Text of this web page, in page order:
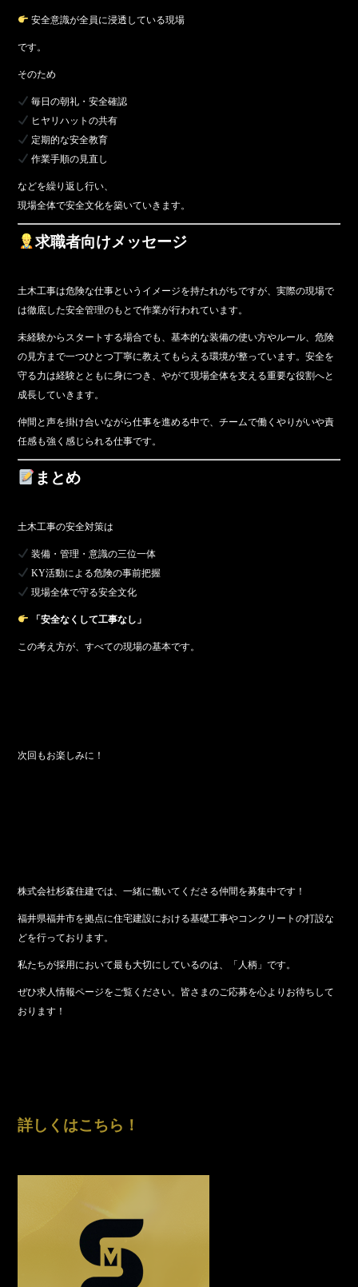
安全意識が全員に浸透している現場
です。
そのため
毎日の朝礼・安全確認
ヒヤリハットの共有
定期的な安全教育
作業手順の見直し
などを繰り返し行い、
現場全体で安全文化を築いていきます。
求職者向けメッセージ
土木工事は危険な仕事というイメージを持たれがちですが、実際の現場で
は徹底した安全管理のもとで作業が行われています。
未経験からスタートする場合でも、基本的な装備の使い方やルール、危険
の見方まで一つひとつ丁寧に教えてもらえる環境が整っています。安全を
守る力は経験とともに身につき、やがて現場全体を支える重要な役割へと
成長していきます。
仲間と声を掛け合いながら仕事を進める中で、チームで働くやりがいや責
任感も強く感じられる仕事です。
まとめ
土木工事の安全対策は
装備・管理・意識の三位一体
KY活動による危険の事前把握
現場全体で守る安全文化
「安全なくして工事なし」
この考え方が、すべての現場の基本です。
次回もお楽しみに！
株式会社杉森住建では、一緒に働いてくださる仲間を募集中です！
福井県福井市を拠点に住宅建設における基礎工事やコンクリートの打設な
どを行っております。
私たちが採用において最も大切にしているのは、「人柄」です。
ぜひ求人情報ページをご覧ください。皆さまのご応募を心よりお待ちして
おります！
詳しくはこちら！